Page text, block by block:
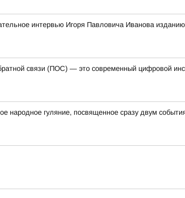
интервью Игоря Павловича Иванова
связи (ПОС) — это современный цифровой
народное гуляние, посвященное сразу двум